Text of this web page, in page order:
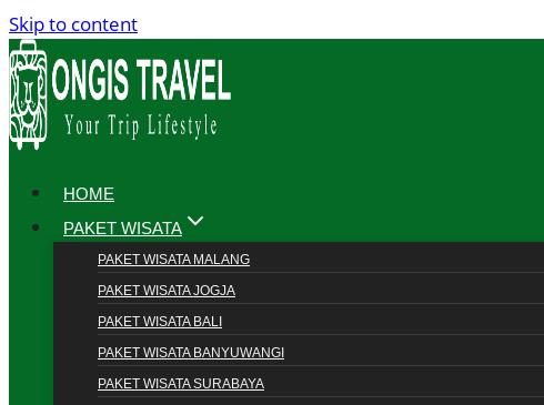
Skip to content
HOME
PAKET WISATA
PAKET WISATA MALANG
PAKET WISATA JOGJA
PAKET WISATA BALI
PAKET WISATA BANYUWANGI
PAKET WISATA SURABAYA